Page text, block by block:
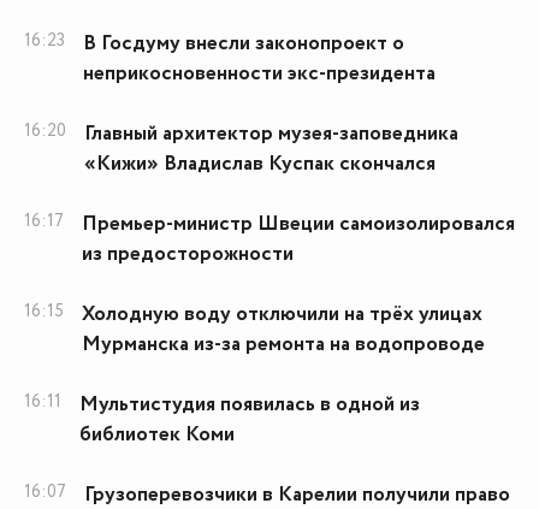
16:23
В Госдуму внесли законопроект о
неприкосновенности экс-президента
16:20
Главный архитектор музея-заповедника
«Кижи» Владислав Куспак скончался
16:17
Премьер-министр Швеции самоизолировался
из предосторожности
16:15
Холодную воду отключили на трёх улицах
Мурманска из-за ремонта на водопроводе
16:11
Мультистудия появилась в одной из
библиотек Коми
16:07
Грузоперевозчики в Карелии получили право